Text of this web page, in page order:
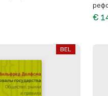
€
BEL